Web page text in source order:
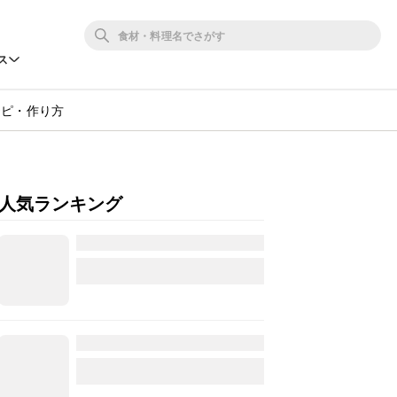
・作り方
人気ランキング